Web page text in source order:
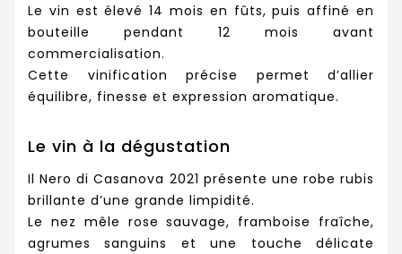
Le vin est élevé 14 mois en fûts, puis affiné en
bouteille pendant 12 mois avant
commercialisation.
Cette vinification précise permet d’allier
équilibre, finesse et expression aromatique.
Le vin à la dégustation
Il Nero di Casanova 2021 présente une robe rubis
brillante d’une grande limpidité.
Le nez mêle rose sauvage, framboise fraîche,
agrumes sanguins et une touche délicate